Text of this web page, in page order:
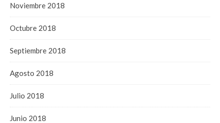
Noviembre 2018
Octubre 2018
Septiembre 2018
Agosto 2018
Julio 2018
Junio 2018